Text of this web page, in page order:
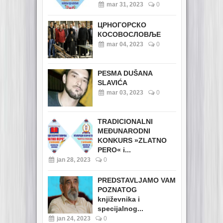
mar 31, 2023 0
ЦРНОГОРСКО
КОСОВОСЛОВЉЕ
mar 04, 2023 0
PESMA DUŠANA
SLAVIĆA
mar 03, 2023 0
TRADICIONALNI
MEĐUNARODNI
KONKURS »ZLATNO
PERO« i...
jan 28, 2023 0
PREDSTAVLJAMO VAM
POZNATOG
književnika i
specijalnog...
jan 24, 2023 0